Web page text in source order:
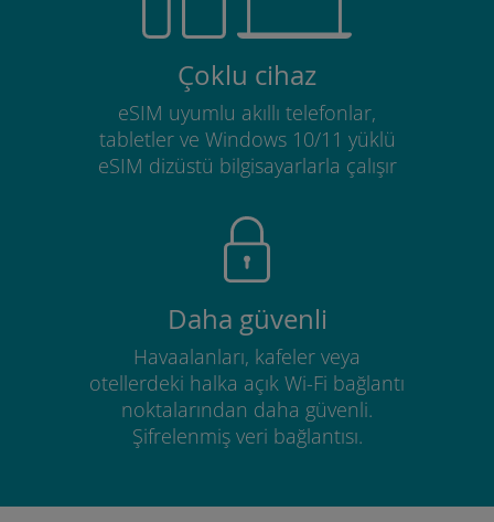
Çoklu cihaz
eSIM uyumlu akıllı telefonlar,
tabletler ve Windows 10/11 yüklü
eSIM dizüstü bilgisayarlarla çalışır
Daha güvenli
Havaalanları, kafeler veya
otellerdeki halka açık Wi-Fi bağlantı
noktalarından daha güvenli.
Şifrelenmiş veri bağlantısı.